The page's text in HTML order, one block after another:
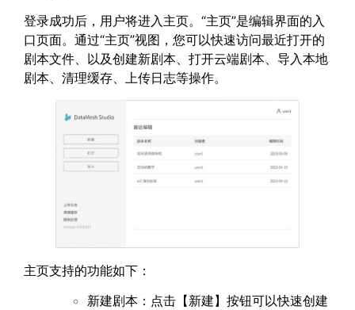
登录成功后，用户将进入主页。“主页”是编辑界面的入
口页面。通过“主页”视图，您可以快速访问最近打开的
剧本文件、以及创建新剧本、打开云端剧本、导入本地
剧本、清理缓存、上传日志等操作。
主页支持的功能如下：
新建剧本：点击【新建】按钮可以快速创建